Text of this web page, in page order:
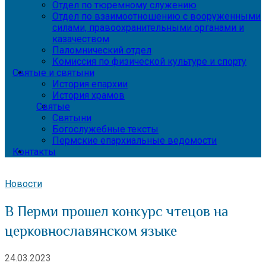
Отдел по тюремному служению
Отдел по взаимоотношению с вооруженными
силами, правоохранительными органами и
казачеством
Паломнический отдел
Комиссия по физической культуре и спорту
Святые и святыни
История епархии
История храмов
Святые
Святыни
Богослужебные тексты
Пермские епархиальные ведомости
Контакты
Новости
В Перми прошел конкурс чтецов на
церковнославянском языке
24.03.2023